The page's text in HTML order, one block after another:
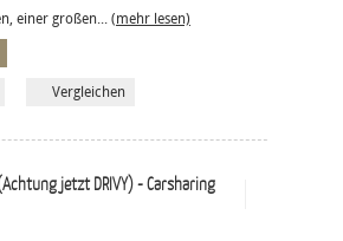
einer großen... (mehr lesen)
Vergleichen
jetzt DRIVY) - Carsharing